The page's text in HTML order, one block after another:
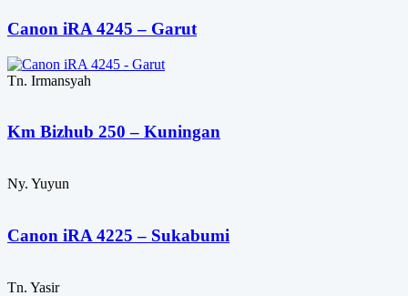
Canon iRA 4245 – Garut
Tn. Irmansyah
Km Bizhub 250 – Kuningan
Ny. Yuyun
Canon iRA 4225 – Sukabumi
Tn. Yasir